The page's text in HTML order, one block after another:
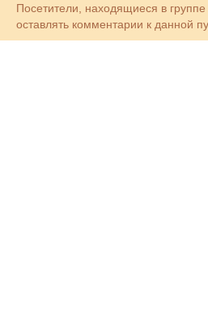
Посетители, находящиеся в группе
оставлять комментарии к данной